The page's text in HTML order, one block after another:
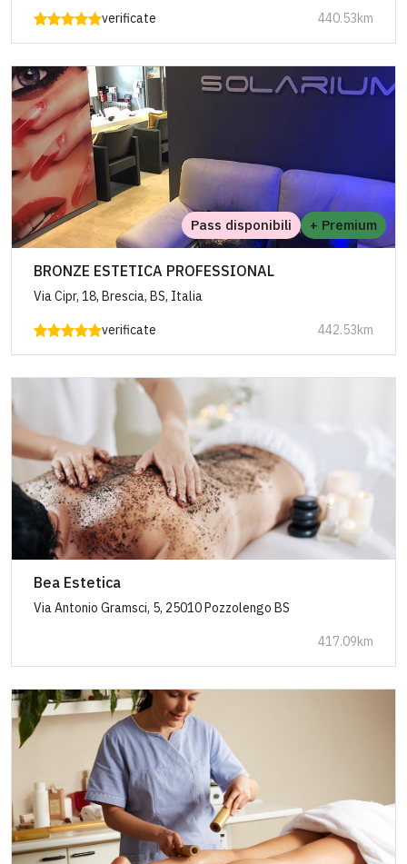
verificate 440.53km
Pass disponibili + Premium
BRONZE ESTETICA PROFESSIONAL
Via Cipr, 18, Brescia, BS, Italia
verificate 442.53km
Bea Estetica
Via Antonio Gramsci, 5, 25010 Pozzolengo BS
417.09km